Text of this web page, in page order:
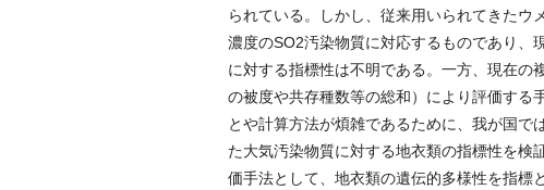
られている。しかし、従来用いられてきたウ
濃度のSO2汚染物質に対応するものであり、
に対する指標性は不明である。一方、現在の
の被度や共存種数等の総和）により評価する
とや計算方法が煩雑であるために、我が国で
た大気汚染物質に対する地衣類の指標性を検
価手法として、地衣類の遺伝的多様性を指標